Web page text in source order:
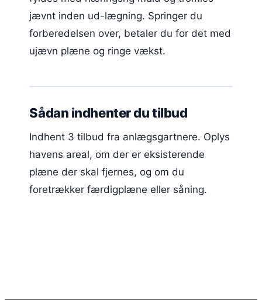
jævnt inden ud-lægning. Springer du
forberedelsen over, betaler du for det med
ujævn plæne og ringe vækst.
Sådan indhenter du tilbud
Indhent 3 tilbud fra anlægsgartnere. Oplys
havens areal, om der er eksisterende
plæne der skal fjernes, og om du
foretrækker færdigplæne eller såning.